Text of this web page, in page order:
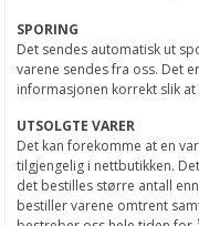
SPORING
Det sendes automatisk ut
varene sendes fra oss. Det
informasjonen korrekt slik
UTSOLGTE VARER
Det kan forekomme at en
tilgjengelig i nettbutikken.
det bestilles større antall
bestiller varene omtrent